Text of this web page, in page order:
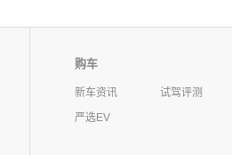
购车
新车资讯
试驾评测
严选EV